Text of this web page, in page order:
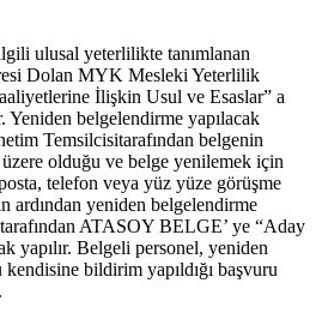
ulusal yeterlilikte tanımlanan
Dolan MYK Mesleki Yeterlilik
İlişkin Usul ve Esaslar” a
Yeniden belgelendirme yapılacak
Temsilcisitarafından belgenin
olduğu ve belge yenilemek için
telefon veya yüz yüze görüşme
yeniden belgelendirme
ATASOY BELGE’ ye “Aday
yapılır. Belgeli personel, yeniden
bildirim yapıldığı başvuru